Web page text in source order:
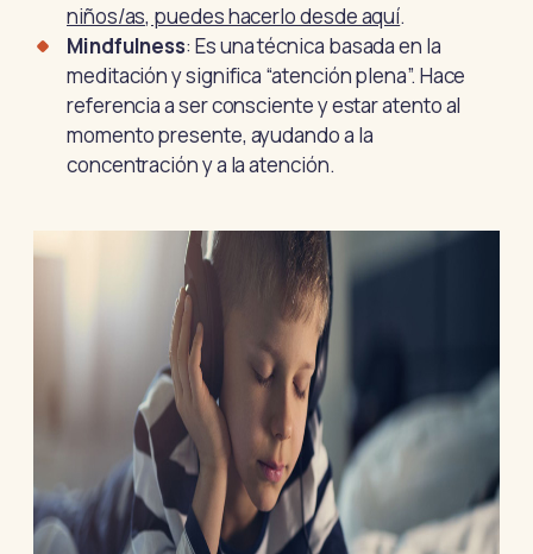
niños/as, puedes hacerlo desde aquí.
Mindfulness: Es una técnica basada en la
meditación y significa “atención plena”. Hace
referencia a ser consciente y estar atento al
momento presente, ayudando a la
concentración y a la atención.